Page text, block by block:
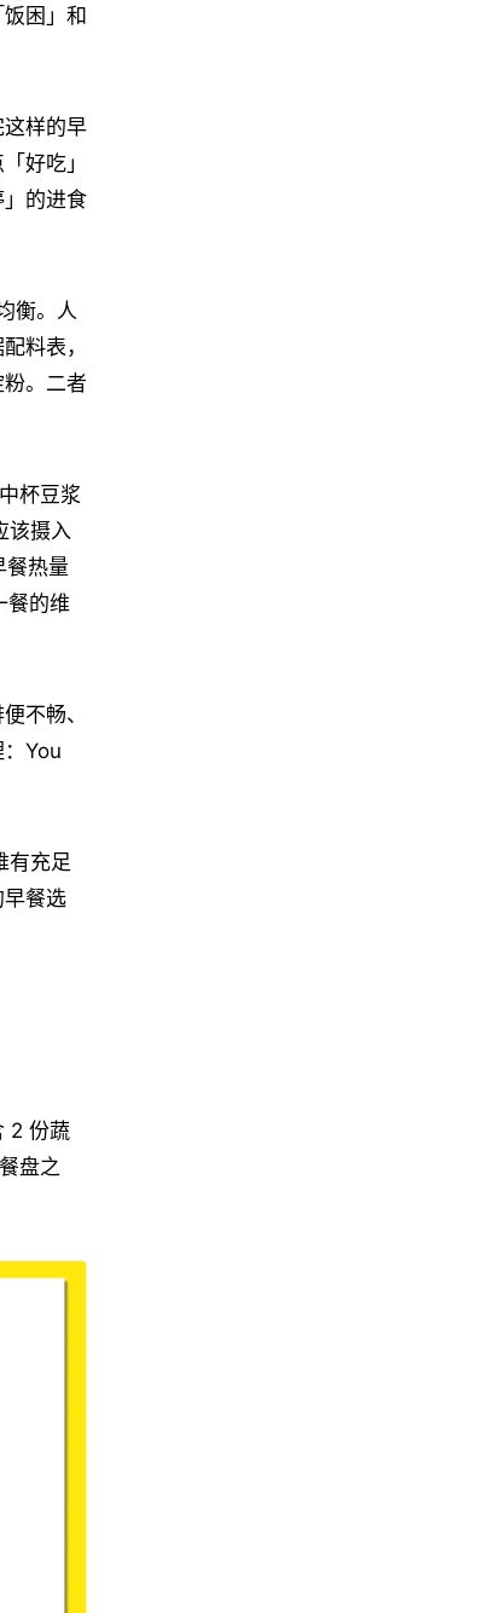
困」和
样的早
好吃」
的进食
衡。人
料表，
。二者
杯豆浆
该摄入
餐热量
餐的维
不畅、
You
有充足
餐选
2 份蔬
盘之